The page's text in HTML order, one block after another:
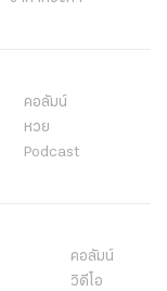
คอลัมน์
หวย
Podcast
คอลัมน์
วิดีโอ